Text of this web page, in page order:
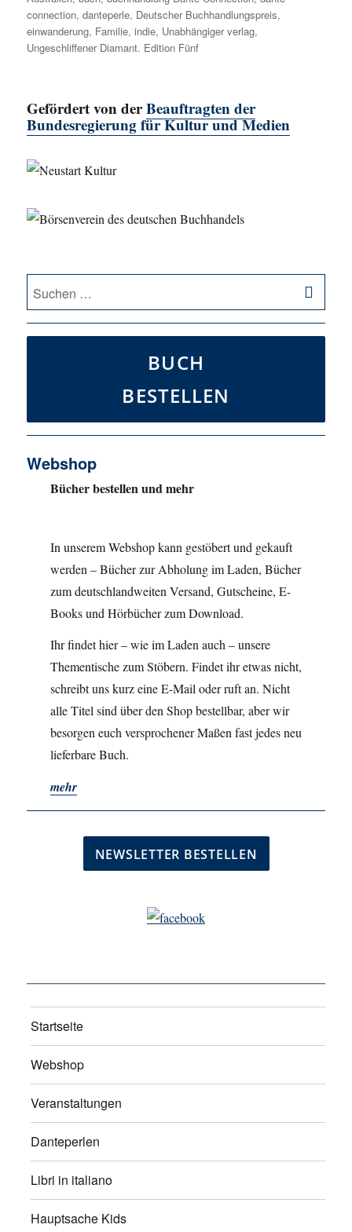
connection,danteperle, Deutscher Buchhandlungspreis,
einwanderung, Familie,indie, Unabhängiger verlag,
Ungeschliffener Diamant. Edition Fünf
Gefördert von derBeauftragten der
Bundesregierung für Kultur und Medien
Suche
nach:
BUCH
BESTELLEN
Webshop
Bücher bestellen und mehr
In unserem Webshop kann gestöbert und gekauft
werden – Bücher zur Abholung im Laden, Bücher
zum deutschlandweiten Versand, Gutscheine, E-
Books und Hörbücher zum Download.
Ihr findet hier – wie im Laden auch – unsere
Thementische zum Stöbern. Findet ihr etwas nicht,
schreibt uns kurz eine E-Mail oder ruft an. Nicht
alle Titel sind über den Shop bestellbar, aber wir
besorgen euch versprochener Maßen fast jedes neu
lieferbare Buch.
mehr
Startseite
Webshop
Veranstaltungen
Danteperlen
Libri in italiano
Hauptsache Kids